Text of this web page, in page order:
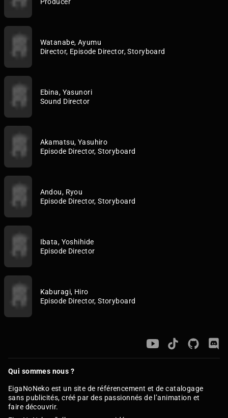
Watanabe, Ayumu
Director, Episode Director, Storyboard
Ebina, Yasunori
Sound Director
Akamatsu, Yasuhiro
Episode Director, Storyboard
Andou, Ryou
Episode Director, Storyboard
Ibata, Yoshihide
Episode Director
Kaburagi, Hiro
Episode Director, Storyboard
Qui sommes nous ?
EigaNoNeko est un site de référencement et de catalogage
sans publicités, créé par des passionnés de l’animation et
faire découvrir.